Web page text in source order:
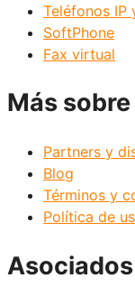
Teléfonos IP
SoftPhone
Fax virtual
Más
Partners y
Blog
Términos y
Política de